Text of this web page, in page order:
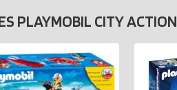
PLAYMOBIL CITY ACTION